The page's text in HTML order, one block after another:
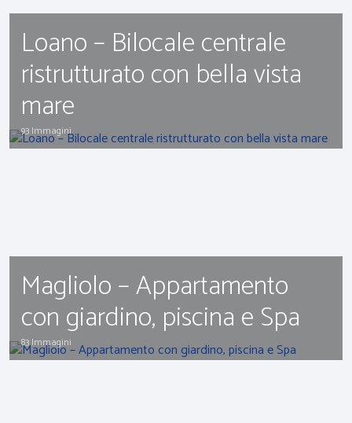
Loano – Bilocale centrale
ristrutturato con bella vista
mare
93 Immagini
Magliolo – Appartamento
con giardino, piscina e Spa
83 Immagini